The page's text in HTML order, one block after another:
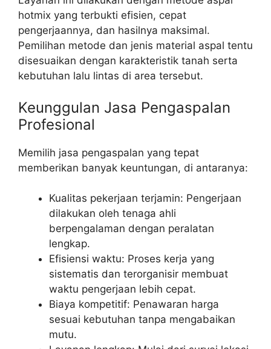
hotmix yang terbukti efisien, cepat
pengerjaannya, dan hasilnya maksimal.
Pemilihan metode dan jenis material aspal tentu
disesuaikan dengan karakteristik tanah serta
kebutuhan lalu lintas di area tersebut.
Keunggulan Jasa Pengaspalan
Profesional
Memilih jasa pengaspalan yang tepat
memberikan banyak keuntungan, di antaranya:
Kualitas pekerjaan terjamin: Pengerjaan
dilakukan oleh tenaga ahli
berpengalaman dengan peralatan
lengkap.
Efisiensi waktu: Proses kerja yang
sistematis dan terorganisir membuat
waktu pengerjaan lebih cepat.
Biaya kompetitif: Penawaran harga
sesuai kebutuhan tanpa mengabaikan
mutu.